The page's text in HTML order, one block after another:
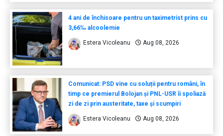
4 ani de închisoare pentru un taximetrist prins cu
3,66‰ alcoolemie
Estera Vicoleanu Aug 08, 2026
Comunicat: PSD vine cu soluții pentru români, în
timp ce premierul Bolojan și PNL-USR îi spoliază
zi de zi prin austeritate, taxe și scumpiri
Estera Vicoleanu Aug 08, 2026